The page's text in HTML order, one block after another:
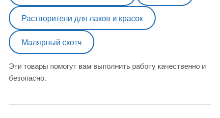
Растворители для лаков и красок
Малярный скотч
Эти товары помогут вам выполнить работу качественно и
безопасно.